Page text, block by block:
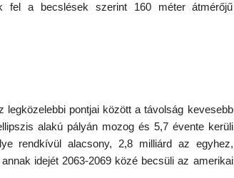
fel a becslések szerint 160 méter átmérőjű
legközelebbi pontjai között a távolság kevesebb
alakú pályán mozog és 5,7 évente kerüli
rendkívül alacsony, 2,8 milliárd az egyhez,
idejét 2063-2069 közé becsüli az amerikai